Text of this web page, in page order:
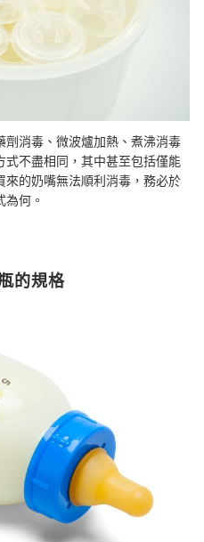
消毒、微波爐加熱、煮沸消毒
式不盡相同，其中甚至包括僅能
的奶嘴無法順利消毒，務必於
何。
的規格